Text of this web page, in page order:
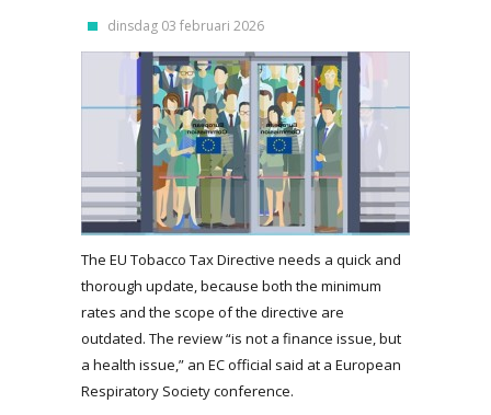
dinsdag 03 februari 2026
The EU Tobacco Tax Directive needs a quick and
thorough update, because both the minimum
rates and the scope of the directive are
outdated. The review “is not a finance issue, but
a health issue,” an EC official said at a European
Respiratory Society conference.